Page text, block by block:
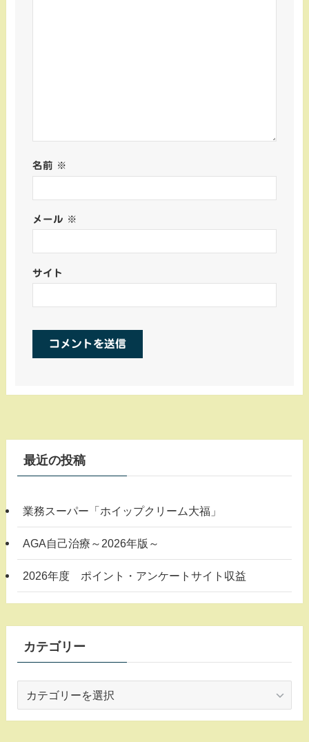
名前 ※
メール ※
サイト
最近の投稿
業務スーパー「ホイップクリーム大福」
AGA自己治療～2026年版～
2026年度 ポイント・アンケートサイト収益
カテゴリー
ゴ